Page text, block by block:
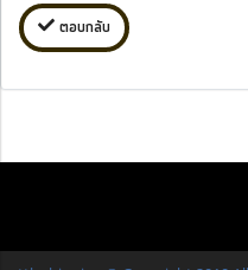
ตอบกลับ